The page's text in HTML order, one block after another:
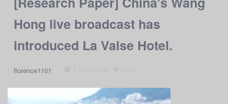
Hong live broadcast has
introduced La Valse Hotel.
florence1101